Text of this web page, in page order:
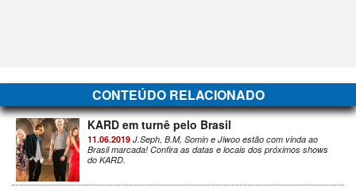
CONTEÚDO RELACIONADO
KARD em turnê pelo Brasil
11.06.2019 J.Seph, B.M, Somin e Jiwoo estão com vinda ao
Brasil marcada! Confira as datas e locais dos próximos shows
do KARD.